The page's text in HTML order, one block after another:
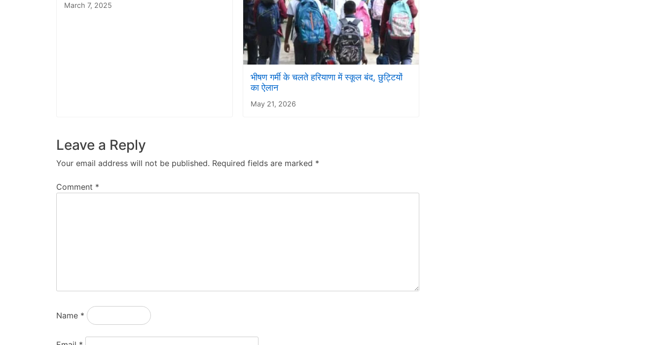
March 7, 2025
भीषण गर्मी के चलते हरियाणा में स्कूल बंद, छुट्टियों
का ऐलान
May 21, 2026
Leave a Reply
Your email address will not be published. Required fields are marked *
Comment *
Name *